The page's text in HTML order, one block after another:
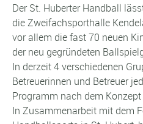
Der St. Huberter Handball
die Zweifachsporthalle
vor allem die fast 70 neuen
der neu gegründeten
In derzeit 4 verschiedenen
Betreuerinnen und Betreuer
Programm nach dem
In Zusammenarbeit mit dem